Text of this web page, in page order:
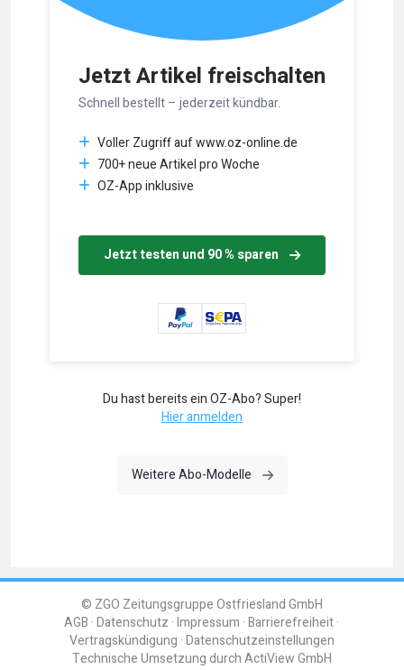
Jetzt Artikel freischalten
Schnell bestellt – jederzeit kündbar.
Voller Zugriff auf www.oz-online.de
700+ neue Artikel pro Woche
OZ-App inklusive
Jetzt testen und 90 % sparen
Du hast bereits ein OZ-Abo? Super!
Hier anmelden
Weitere Abo-Modelle
© ZGO Zeitungsgruppe Ostfriesland GmbH
AGB Datenschutz Impressum Barrierefreiheit
Vertragskündigung Datenschutzeinstellungen
Technische Umsetzung durchActiView GmbH